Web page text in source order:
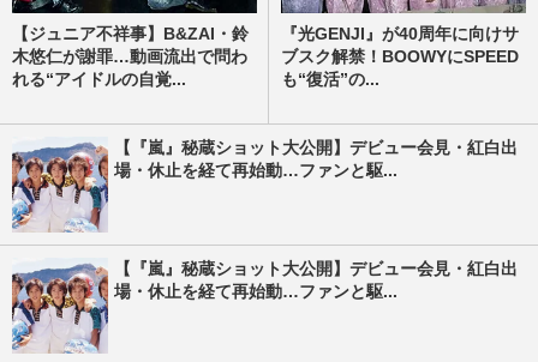
【ジュニア不祥事】B&ZAI・鈴
木悠仁が謝罪…動画流出で問わ
れる“アイドルの自覚...
『光GENJI』が40周年に向けサ
ブスク解禁！BOOWYにSPEED
も“復活”の...
【『嵐』秘蔵ショット大公開】デビュー会見・紅白出
場・休止を経て再始動…ファンと駆...
【『嵐』秘蔵ショット大公開】デビュー会見・紅白出
場・休止を経て再始動…ファンと駆...